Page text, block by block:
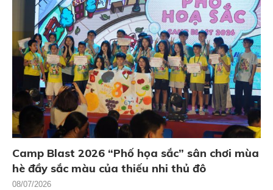
Camp Blast 2026 “Phố họa sắc” sân chơi mùa
hè đầy sắc màu của thiếu nhi thủ đô
08/07/2026